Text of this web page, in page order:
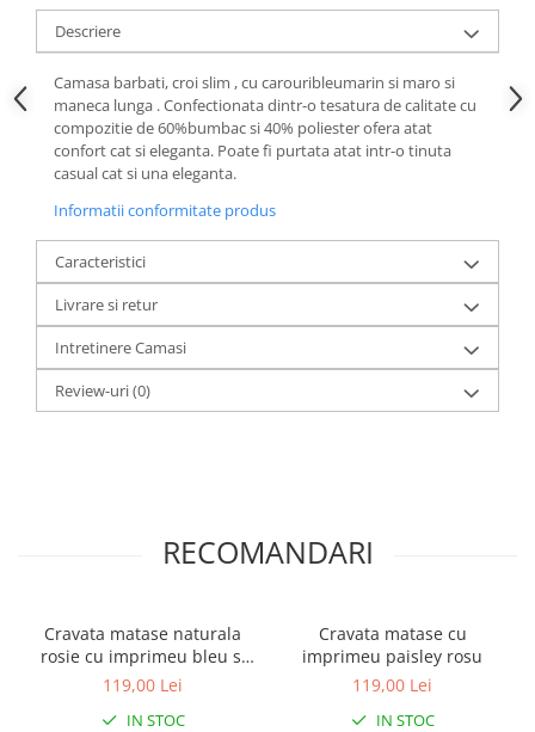
Descriere
Camasa barbati, croi slim , cu carouribleumarin si maro si
maneca lunga . Confectionata dintr-o tesatura de calitate cu
compozitie de 60%bumbac si 40% poliester ofera atat
confort cat si eleganta. Poate fi purtata atat intr-o tinuta
casual cat si una eleganta.
Informatii conformitate produs
Caracteristici
Livrare si retur
Intretinere Camasi
Review-uri(0)
RECOMANDARI
Cravata matase naturala
rosie cu imprimeu bleu si
bej
119,00 Lei
IN STOC
Cravata matase cu
imprimeu paisley rosu
119,00 Lei
IN STOC